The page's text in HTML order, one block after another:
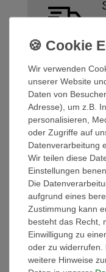
Beschreibung
Details
EU-Responsible
Marke: Calvin Klein
Bezeichnung: S/S
Wir verwenden
unserer Website
Daten von
Adresse), um z.B.
personalisieren,
oder Zugriffe auf
Datenverarbeitung
Wir teilen diese
Einstellungen
Die
aufgrund eines
Zustimmung kann
besteht das Recht,
Einwilligung zu
oder zu widerrufen.
weitere Hinweise